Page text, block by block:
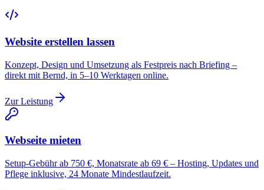
Website erstellen lassen
Konzept, Design und Umsetzung als Festpreis nach Briefing –
direkt mit Bernd, in 5–10 Werktagen online.
Zur Leistung
Webseite mieten
Setup-Gebühr ab 750 €, Monatsrate ab 69 € – Hosting, Updates und
Pflege inklusive, 24 Monate Mindestlaufzeit.